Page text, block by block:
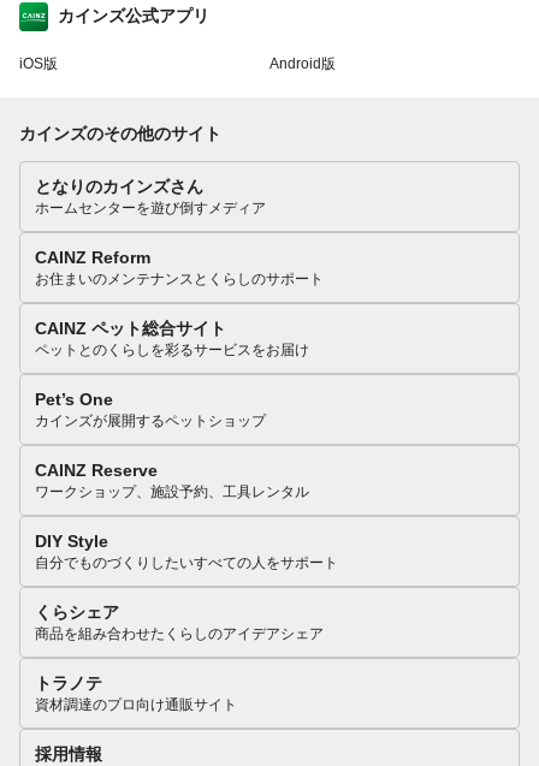
カインズ公式アプリ
iOS版 Android版
カインズのその他のサイト
となりのカインズさん
ホームセンターを遊び倒すメディア
CAINZ Reform
お住まいのメンテナンスとくらしのサポート
CAINZ ペット総合サイト
ペットとのくらしを彩るサービスをお届け
Pet’s One
カインズが展開するペットショップ
CAINZ Reserve
ワークショップ、施設予約、工具レンタル
DIY Style
自分でものづくりしたいすべての人をサポート
くらシェア
商品を組み合わせたくらしのアイデアシェア
トラノテ
資材調達のプロ向け通販サイト
採用情報